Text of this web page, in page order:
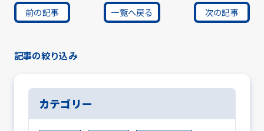
前の記事 一覧へ戻る 次の記事
記事の絞り込み
カテゴリー